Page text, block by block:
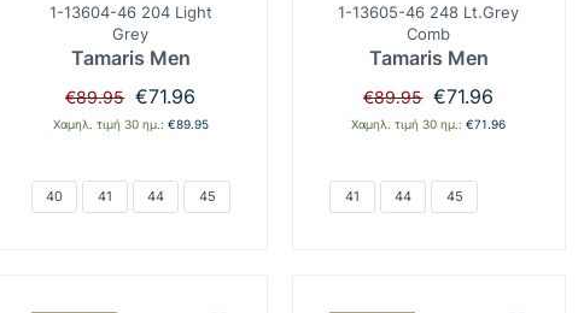
1-13604-46 204 Light
Grey
Tamaris Men
€89.95 Original
was:
€71.96
€71.96.
Χαμηλ. τιμή 30 ημ.: €89.95
40 41 44 45
1-13605-46 248 Lt.Grey
Comb
Tamaris Men
€89.95 Original
was:
€71.96
Χαμηλ. τιμή 30 ημ.:€71.96
41 44 45